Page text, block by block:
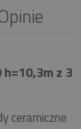
z 3
ceramiczne